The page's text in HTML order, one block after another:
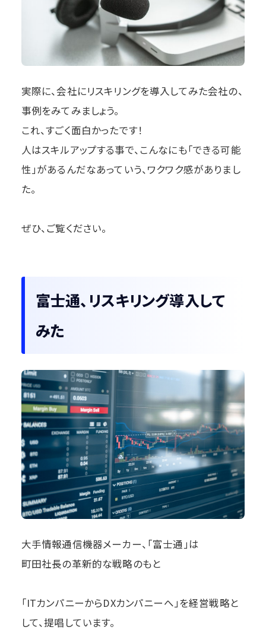
実際に、会社にリスキリングを導入してみた会社の、
事例をみてみましょう。
これ、すごく面白かったです！
人はスキルアップする事で、こんなにも「できる可能
性」があるんだなあっていう、ワクワク感がありまし
た。
ぜひ、ご覧ください。
富士通、リスキリング導入して
みた
大手情報通信機器メーカー、「富士通」は
町田社長の革新的な戦略のもと
「ITカンパニーからDXカンパニーへ」を経営戦略と
して、提唱しています。